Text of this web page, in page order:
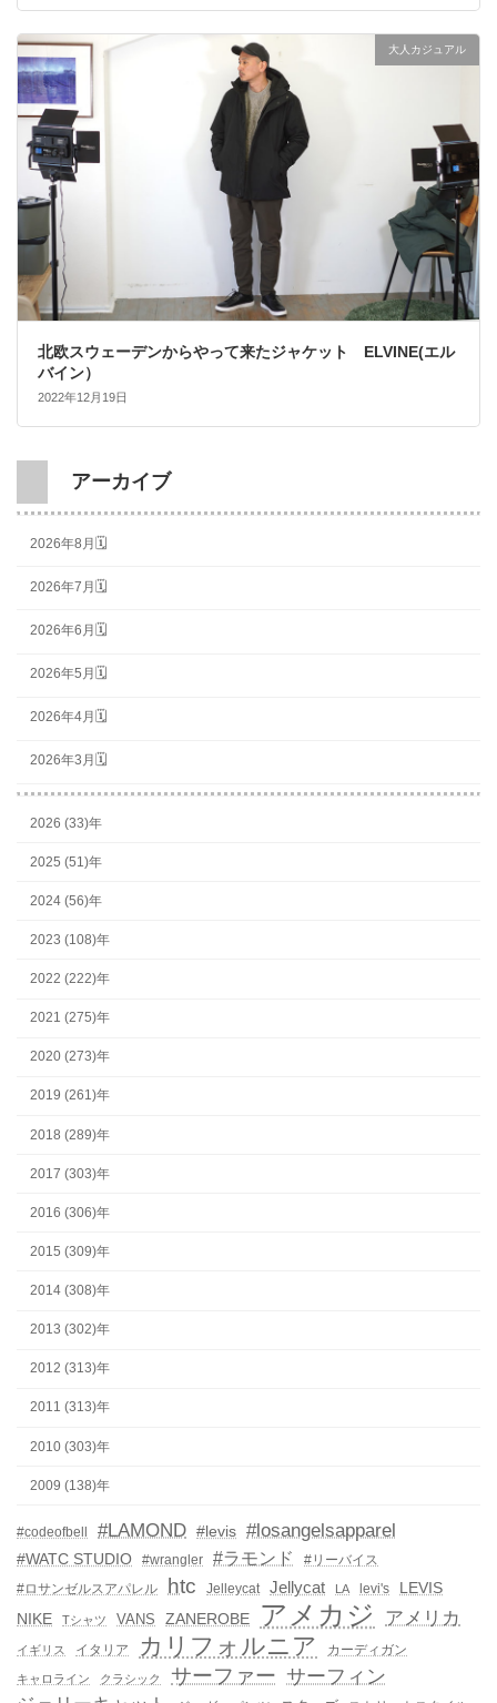
大人カジュアル
北欧スウェーデンからやって来たジャケット ELVINE(エル
バイン）
2022年12月19日
アーカイブ
2026年8月🗓
2026年7月🗓
2026年6月🗓
2026年5月🗓
2026年4月🗓
2026年3月🗓
2026 (33)年
2025 (51)年
2024 (56)年
2023 (108)年
2022 (222)年
2021 (275)年
2020 (273)年
2019 (261)年
2018 (289)年
2017 (303)年
2016 (306)年
2015 (309)年
2014 (308)年
2013 (302)年
2012 (313)年
2011 (313)年
2010 (303)年
2009 (138)年
#codeofbell #LAMOND #levis #losangelsapparel
#WATC STUDIO #wrangler #ラモンド
#リーバイス
#ロサンゼルスアパレル
htc Jelleycat Jellycat LA levi's
LEVIS
NIKE
Tシャツ VANS ZANEROBE アメカジ アメリカ
イギリス イタリア カリフォルニア カーディガン
キャロライン クラシック サーファー サーフィン